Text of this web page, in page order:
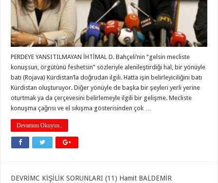
PERDEYE YANSITILMAYAN İHTİMAL D. Bahçeli’nin “gelsin mecliste
konuşsun, örgütünü feshetsin” sözleriyle alenileştirdiği hal, bir yönüyle
batı (Rojava) Kürdistan’la doğrudan ilgili. Hatta işin belirleyiciliğini batı
Kürdistan oluşturuyor. Diğer yönüyle de başka bir şeyleri yerli yerine
oturtmak ya da çerçevesini belirlemeyle ilgili bir gelişme. Mecliste
konuşma çağrısı ve el sıkışma gösterisinden çok …
Devamını Okuyun..
DEVRİMC KİŞİLİK SORUNLARI (11) Hamit BALDEMİR